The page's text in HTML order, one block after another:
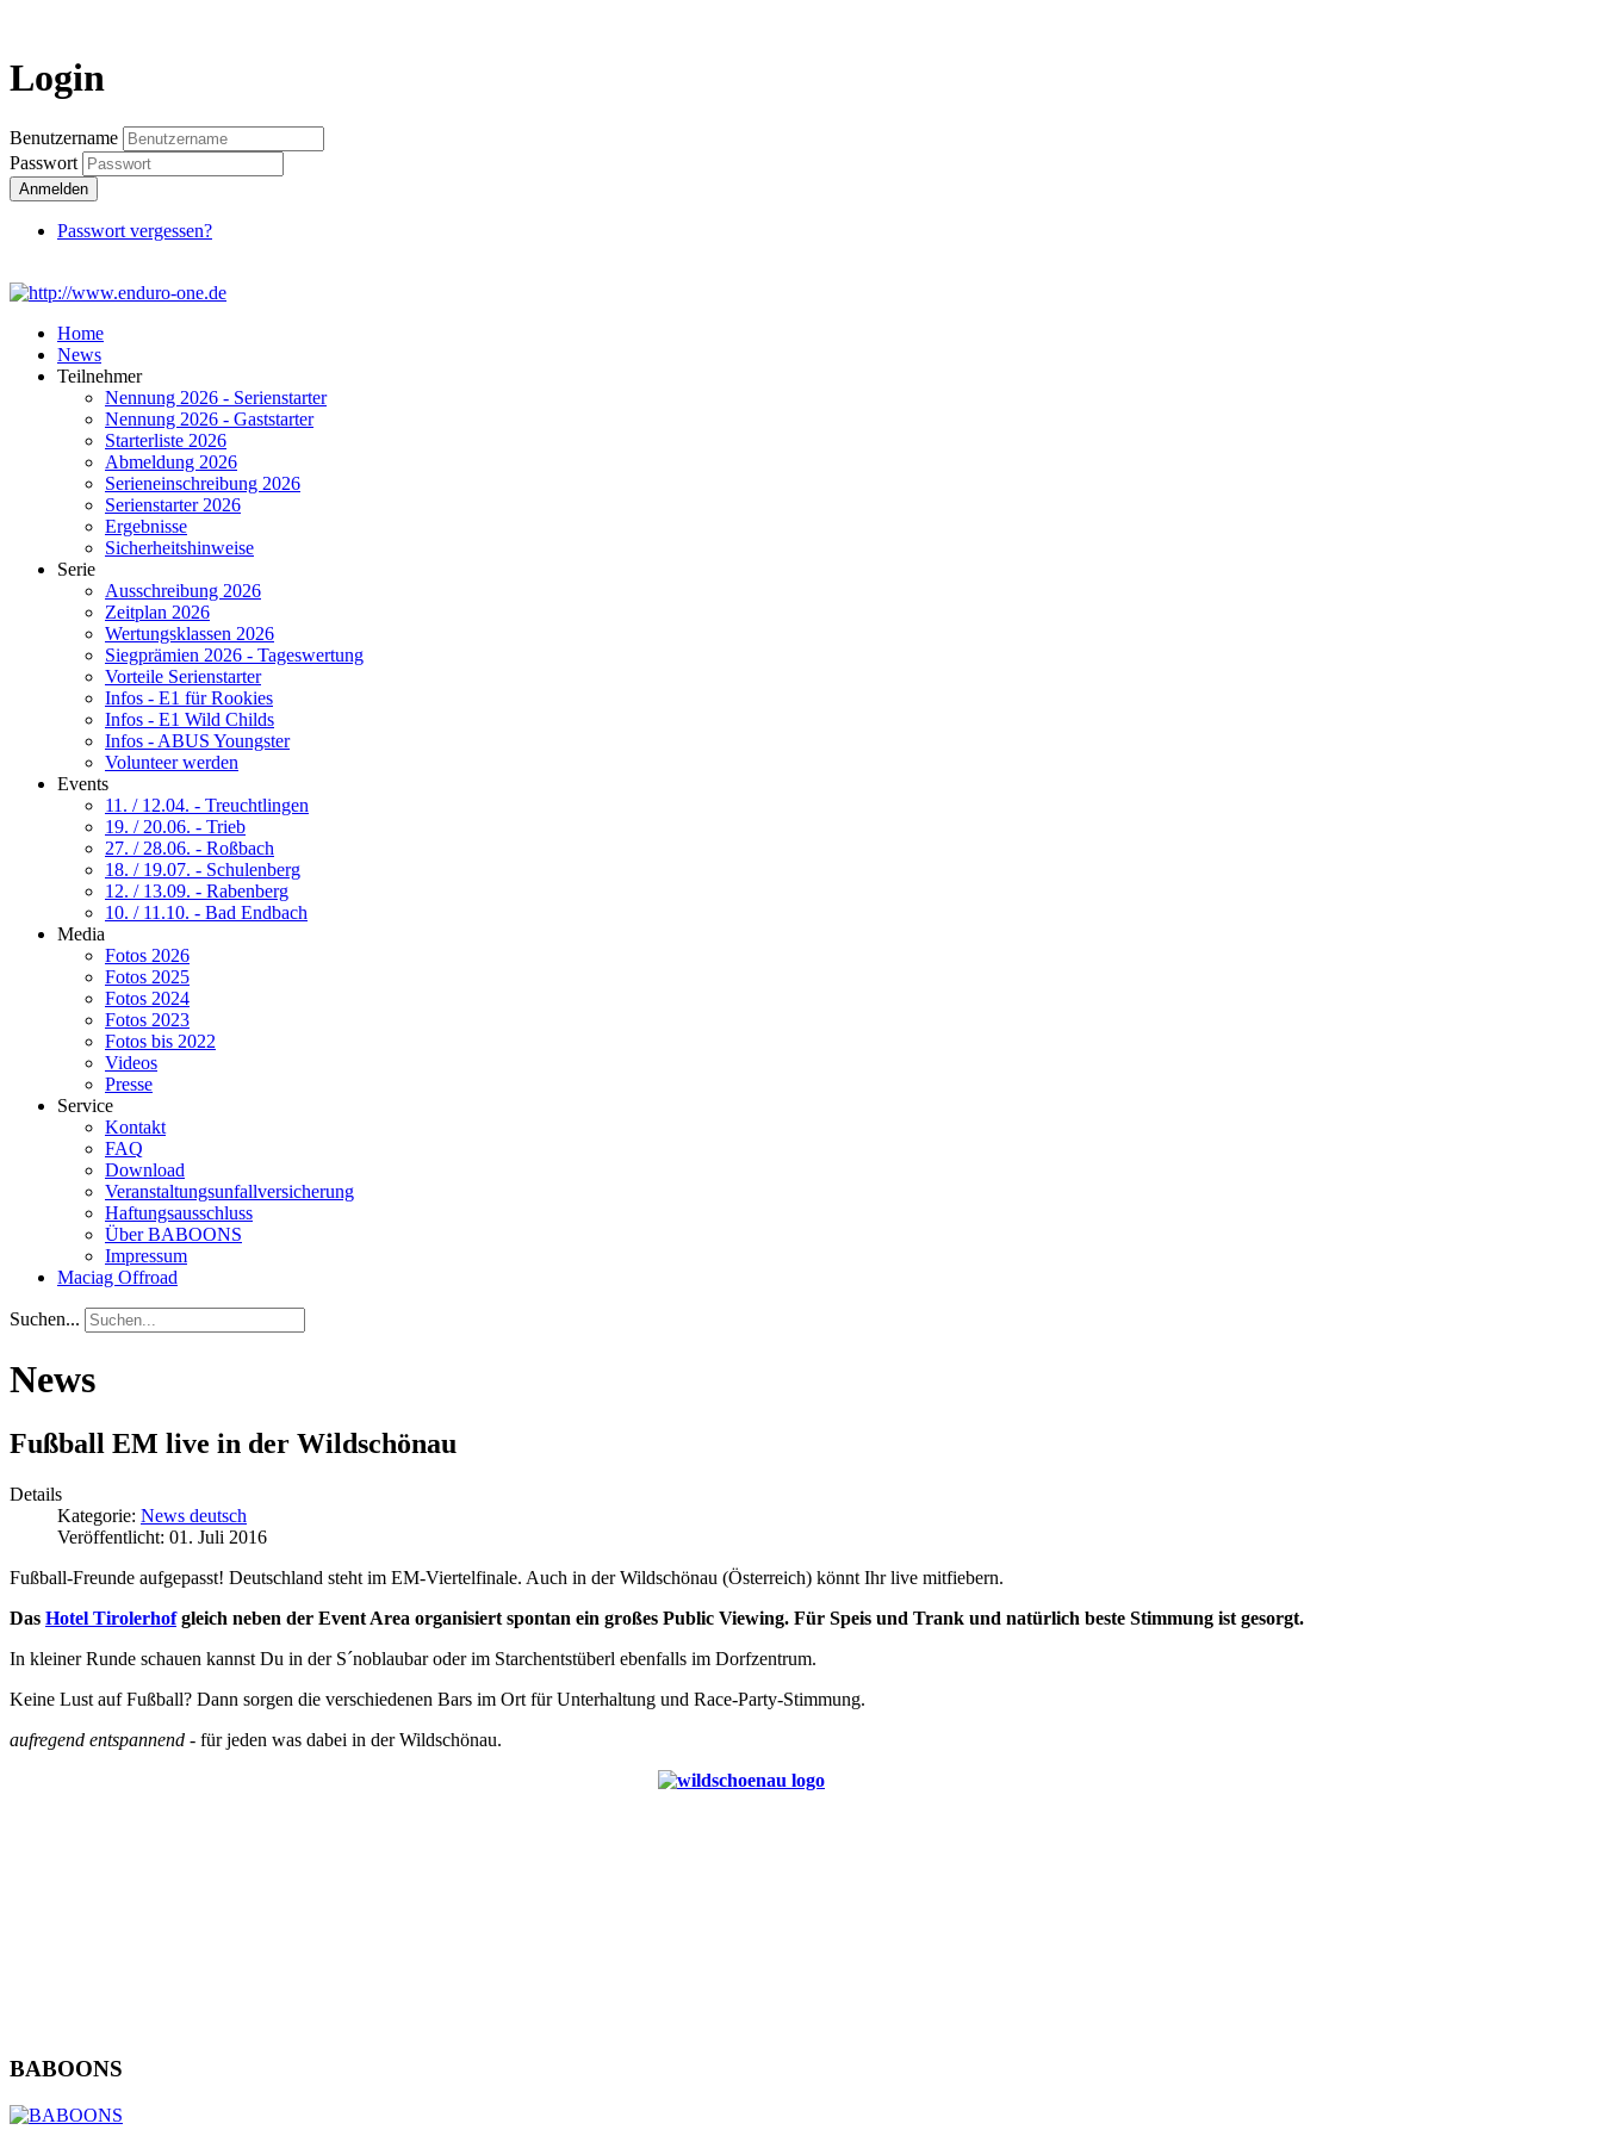
Login
Benutzername
Passwort
Anmelden
Passwort vergessen?
Home
News
Teilnehmer
Nennung 2026 - Serienstarter
Nennung 2026 - Gaststarter
Starterliste 2026
Abmeldung 2026
Serieneinschreibung 2026
Serienstarter 2026
Ergebnisse
Sicherheitshinweise
Serie
Ausschreibung 2026
Zeitplan 2026
Wertungsklassen 2026
Siegprämien 2026 - Tageswertung
Vorteile Serienstarter
Infos - E1 für Rookies
Infos - E1 Wild Childs
Infos - ABUS Youngster
Volunteer werden
Events
11. / 12.04. - Treuchtlingen
19. / 20.06. - Trieb
27. / 28.06. - Roßbach
18. / 19.07. - Schulenberg
12. / 13.09. - Rabenberg
10. / 11.10. - Bad Endbach
Media
Fotos 2026
Fotos 2025
Fotos 2024
Fotos 2023
Fotos bis 2022
Videos
Presse
Service
Kontakt
FAQ
Download
Veranstaltungsunfallversicherung
Haftungsausschluss
Über BABOONS
Impressum
Maciag Offroad
Suchen...
News
Fußball EM live in der Wildschönau
Details
Kategorie: News deutsch
Veröffentlicht: 01. Juli 2016
Fußball-Freunde aufgepasst! Deutschland steht im EM-Viertelfinale. Auch in der Wildschönau (Österreich) könnt Ihr live mitfiebern.
Das Hotel Tirolerhofgleich neben der Event Area organisiert spontan ein großes Public Viewing. Für Speis und Trank und natürlich beste Stimmung ist gesorgt.
In kleiner Runde schauen kannst Du in der S´noblaubar oder im Starchentstüberl ebenfalls im Dorfzentrum.
Keine Lust auf Fußball? Dann sorgen die verschiedenen Bars im Ort für Unterhaltung und Race-Party-Stimmung.
aufregend entspannend - für jeden was dabei in der Wildschönau.
BABOONS